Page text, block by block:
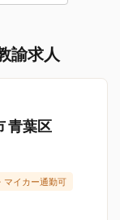
諭求人
青葉区
マイカー通勤可